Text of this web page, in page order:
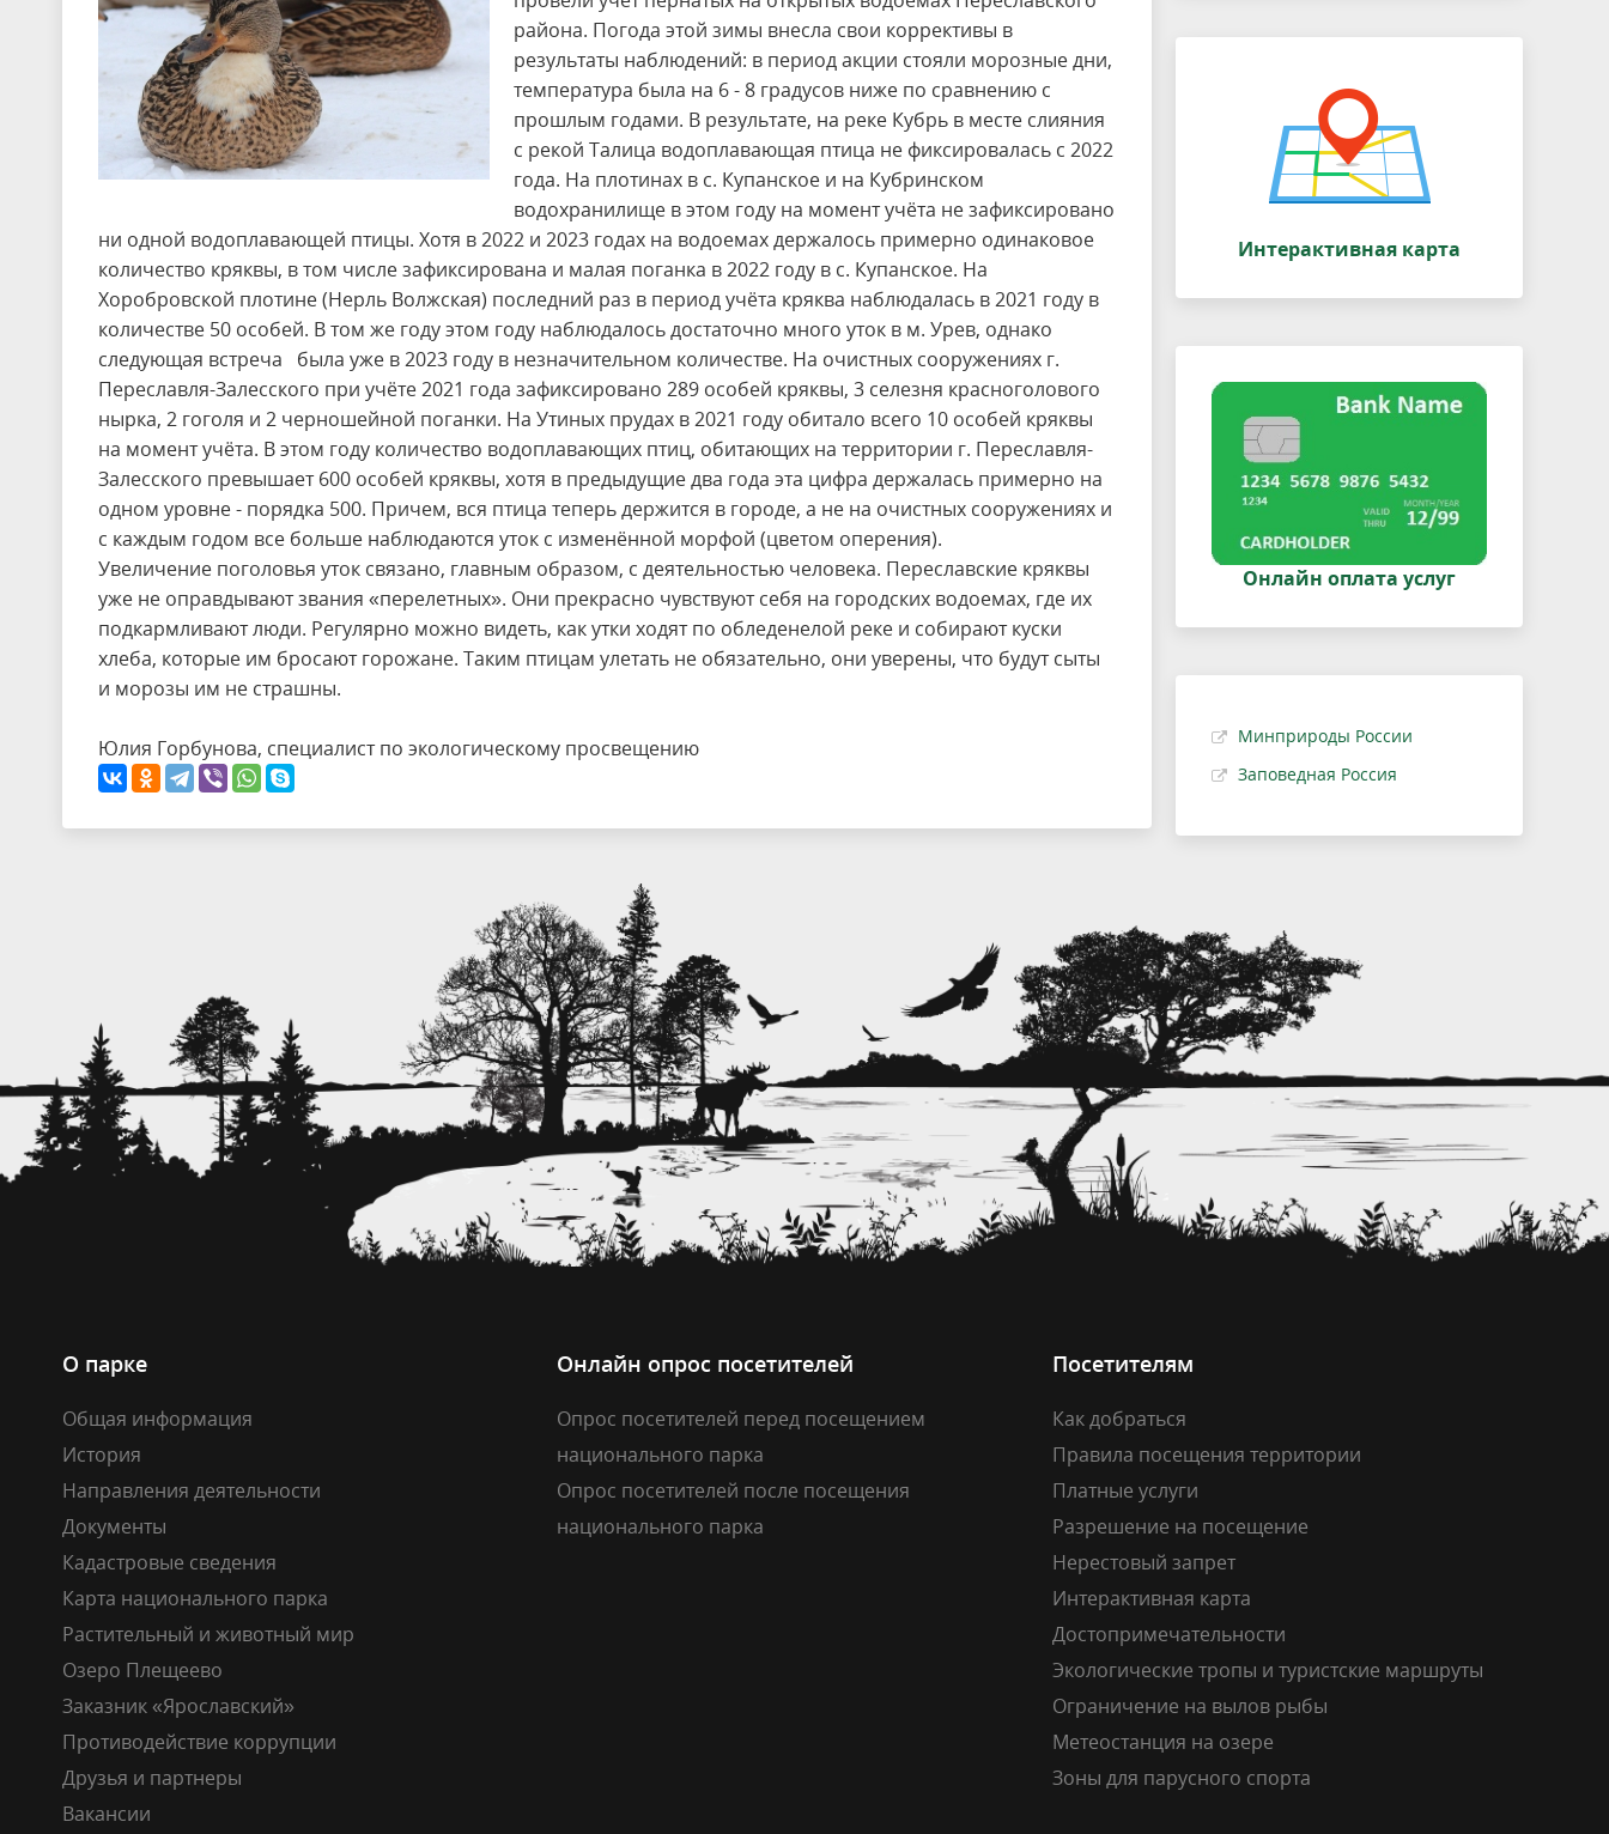
района. Погода этой зимы внесла свои коррективы в
результаты наблюдений: в период акции стояли морозные дни,
температура была на 6 - 8 градусов ниже по сравнению с
прошлым годами. В результате, на реке Кубрь в месте слияния
с рекой Талица водоплавающая птица не фиксировалась с 2022
года. На плотинах в с. Купанское и на Кубринском
водохранилище в этом году на момент учёта не зафиксировано
ни одной водоплавающей птицы. Хотя в 2022 и 2023 годах на водоемах держалось примерно одинаковое
количество кряквы, в том числе зафиксирована и малая поганка в 2022 году в с. Купанское. На
Хоробровской плотине (Нерль Волжская) последний раз в период учёта кряква наблюдалась в 2021 году в
количестве 50 особей. В том же году этом году наблюдалось достаточно много уток в м. Урев, однако
следующая встреча была уже в 2023 году в незначительном количестве. На очистных сооружениях г.
Переславля-Залесского при учёте 2021 года зафиксировано 289 особей кряквы, 3 селезня красноголового
нырка, 2 гоголя и 2 черношейной поганки. На Утиных прудах в 2021 году обитало всего 10 особей кряквы
на момент учёта. В этом году количество водоплавающих птиц, обитающих на территории г. Переславля-
Залесского превышает 600 особей кряквы, хотя в предыдущие два года эта цифра держалась примерно на
одном уровне - порядка 500. Причем, вся птица теперь держится в городе, а не на очистных сооружениях и
с каждым годом все больше наблюдаются уток с изменённой морфой (цветом оперения).
Увеличение поголовья уток связано, главным образом, с деятельностью человека. Переславские кряквы
уже не оправдывают звания «перелетных». Они прекрасно чувствуют себя на городских водоемах, где их
подкармливают люди. Регулярно можно видеть, как утки ходят по обледенелой реке и собирают куски
хлеба, которые им бросают горожане. Таким птицам улетать не обязательно, они уверены, что будут сыты
и морозы им не страшны.
Юлия Горбунова, специалист по экологическому просвещению
Интерактивная карта
Онлайн оплата услуг
Минприроды России
Заповедная Россия
О парке
Общая информация
История
Направления деятельности
Документы
Кадастровые сведения
Карта национального парка
Растительный и животный мир
Озеро Плещеево
Заказник «Ярославский»
Противодействие коррупции
Друзья и партнеры
Вакансии
Онлайн опрос посетителей
Опрос посетителей перед посещением
национального парка
Опрос посетителей после посещения
национального парка
Посетителям
Как добраться
Правила посещения территории
Платные услуги
Разрешение на посещение
Нерестовый запрет
Интерактивная карта
Достопримечательности
Экологические тропы и туристские маршруты
Ограничение на вылов рыбы
Метеостанция на озере
Зоны для парусного спорта